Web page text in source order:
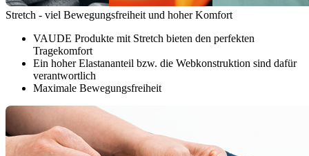
Stretch - viel Bewegungsfreiheit und hoher Komfort
VAUDE Produkte mit Stretch bieten den perfekten
Tragekomfort
Ein hoher Elastananteil bzw. die Webkonstruktion sind dafür
verantwortlich
Maximale Bewegungsfreiheit